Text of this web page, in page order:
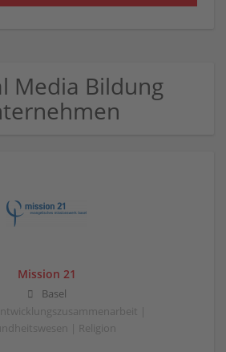
Media Bildung
Mission 21
Basel
|
| Religion